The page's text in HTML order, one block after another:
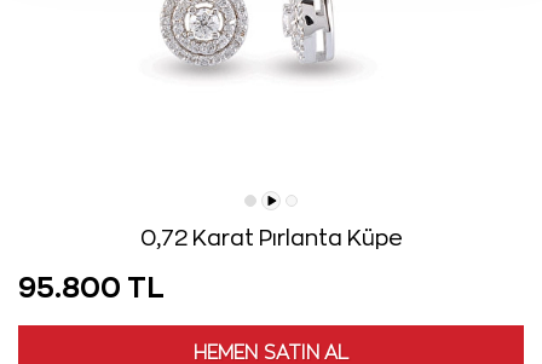
0,72 Karat Pırlanta Küpe
95.800 TL
HEMEN SATIN AL